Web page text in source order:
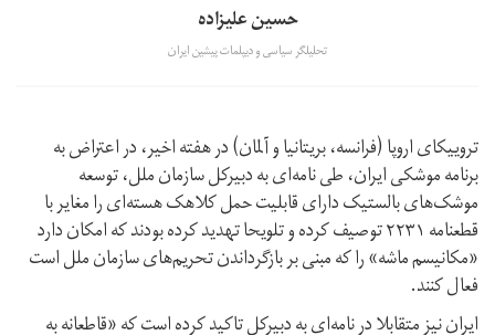
حسین علیزاده
تحلیلگر سیاسی و دیپلمات پیشین ایران
ترويیکای اروپا (فرانسه، بریتانیا و آلمان) در هفته اخیر، در اعتراض به
برنامه موشکی ایران، طی نامه‌ای به دبیرکل سازمان ملل، توسعه
موشک‌های بالستیک دارای قابلیت حمل کلاهک هسته‌ای را مغایر با
قطعنامه ۲۲۳۱ توصیف کرده‌ و تلویحا تهدید کرده بودند که امکان دارد
«مکانیسم ماشه» را که مبنی بر بازگرداندن تحریم‌های سازمان ملل است
فعال کنند.